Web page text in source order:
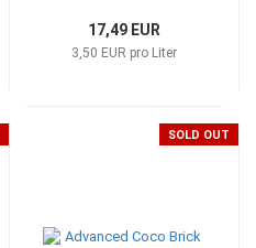
17,49 EUR
3,50 EUR pro Liter
SOLD OUT